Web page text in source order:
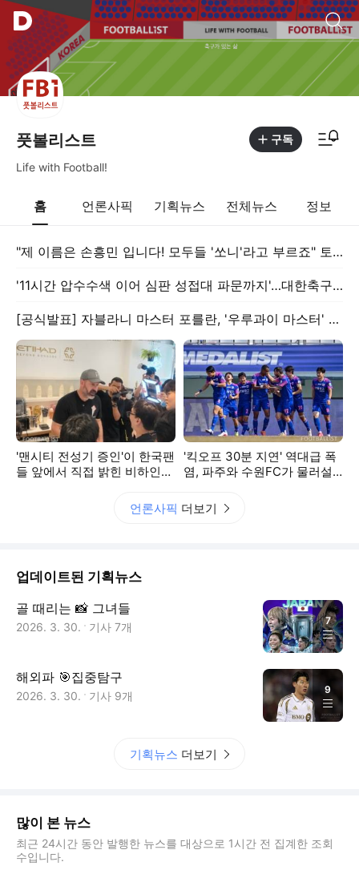
풋볼리스트 구독
Life with Football!
홈 언론사픽 기획뉴스 전체뉴스 정보
"제 이름은 손흥민 입니다! 모두들 '쏘니'라고 부르죠" 토트넘 전설의 LAFC 입단, 정확히 '1년 전'
'11시간 압수수색 이어 심판 성접대 파문까지'…대한축구협회, 이게 바닥일까
[공식발표] 자블라니 마스터 포를란, '우루과이 마스터' 됐다… 9월 한국 방문 예정
'맨시티 전성기 증인'이 한국팬
들 앞에서 직접 밝힌 비하인드
'킥오프 30분 지연' 역대급 폭
염, 파주와 수원FC가 물러설
언론사픽 더보기
업데이트된 기획뉴스
골 때리는 📸 그녀들
2026. 3. 30. 기사 7개 7
해외파 🎯집중탐구
2026. 3. 30. 기사 9개 9
기획뉴스 더보기
많이 본 뉴스
최근 24시간 동안 발행한 뉴스를 대상으로 1시간 전 집계한 조회
수입니다.